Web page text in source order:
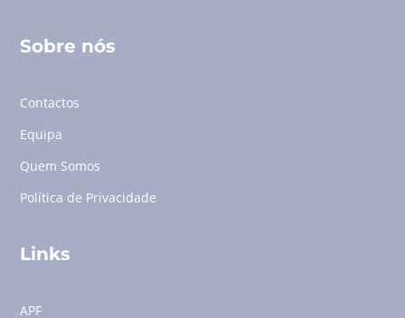
Sobre nós
Contactos
Equipa
Quem Somos
Política de Privacidade
Links
APF